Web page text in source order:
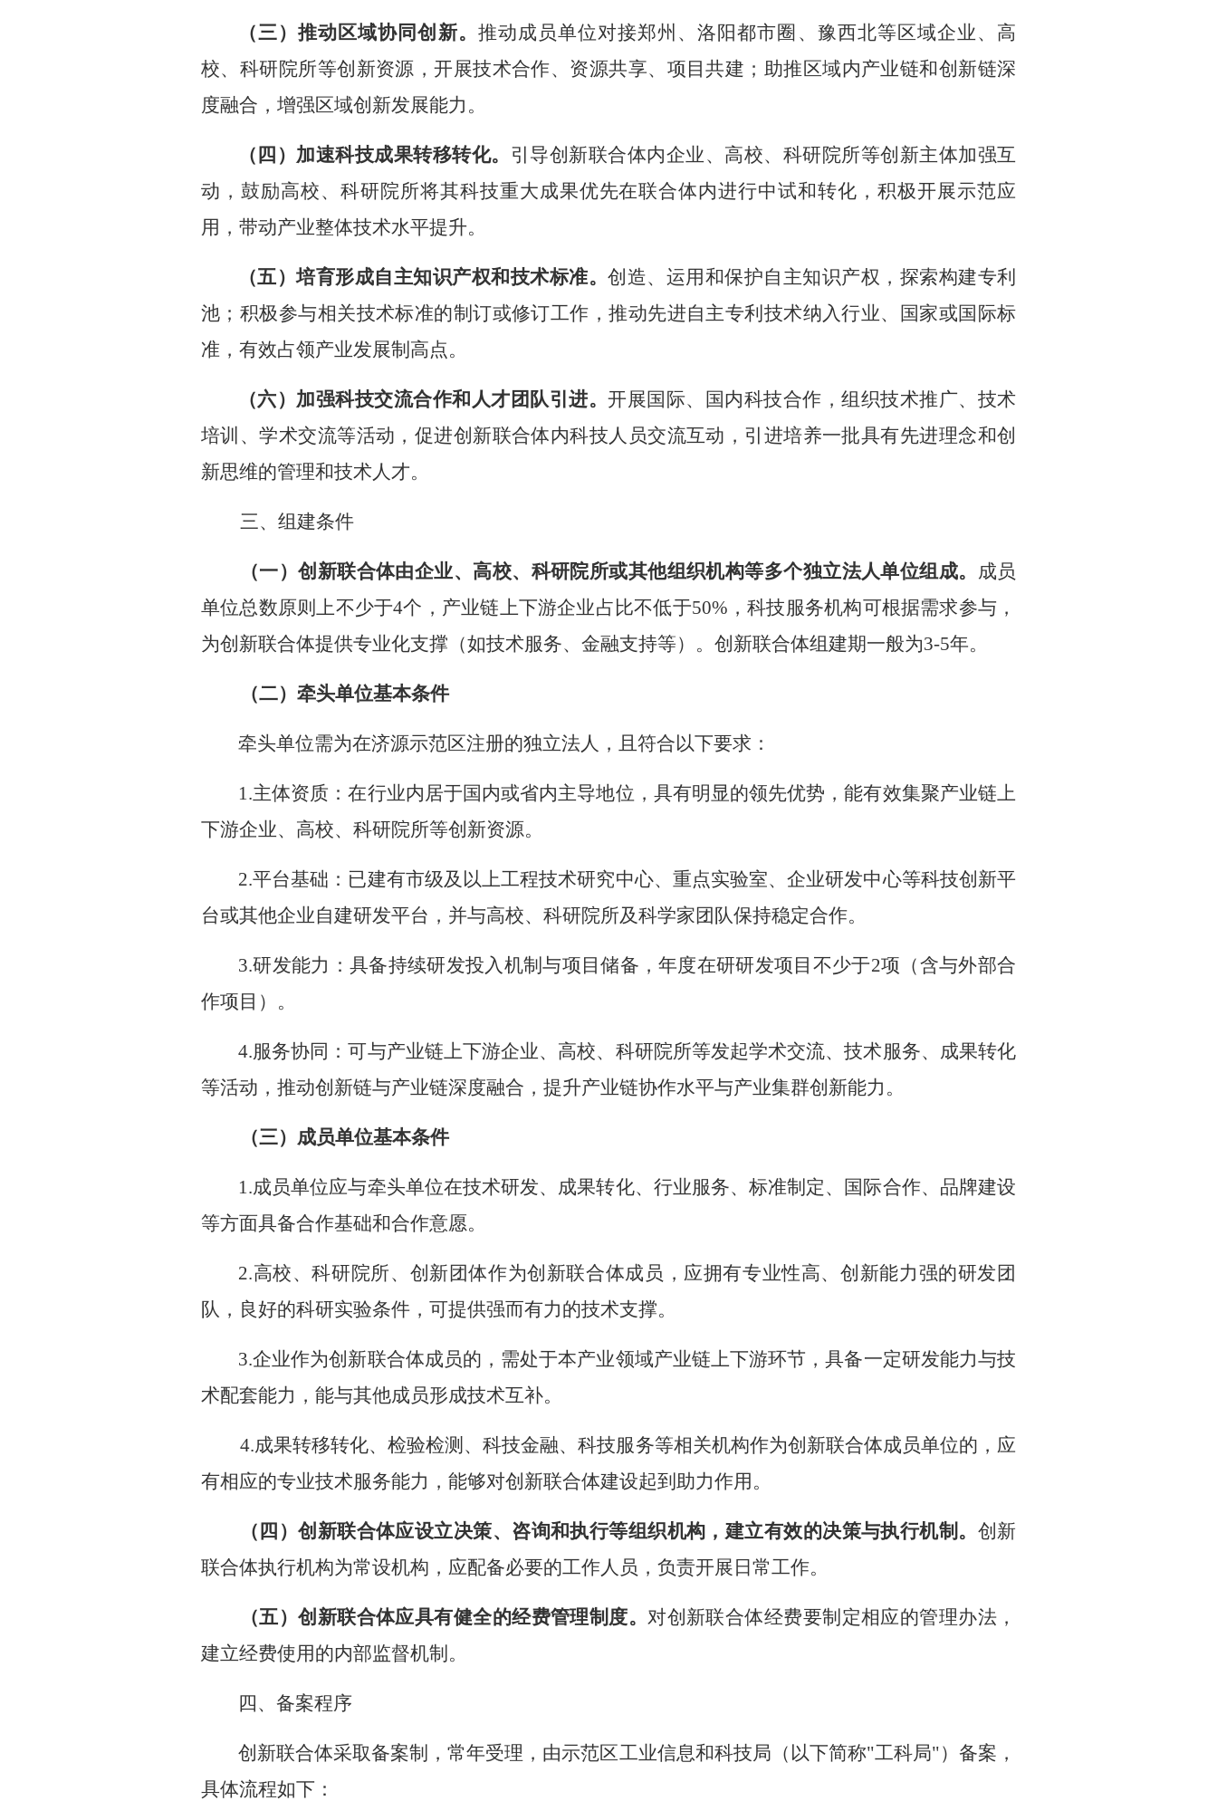
（三）推动区域协同创新。 推动成员单位对接郑州、洛阳都市圈 、豫西北等 区域企业、 高
校、科研院所等创新资源，开展技术合作、资源共享、项目共建； 助推区域内产业链和创新链深
度融合，增强区域创新发展能力。
（四） 加速科技成果转移转化。 引导创新联合体内企业、高校、科研院所等创新主体加强互
动， 鼓励高校、科研院所将其科技重大成果优先在联合体内进行中试和转化 ，积极开展示范应
用，带动产业整体技术水平提升。
（五）培育形成自主知识产权和技术标准。创造、运用和保护自主知识产权，探索构建专利
池；积极参与相关技术标准的制订或修订工作，推动先进自主专利技术纳入行业、国家或国际标
准，有效占领产业发展制高点。
（六）加强科技交流合作和人才团队引进。开展国际、国内科技合作，组织技术推广、技术
培训、学术交流等活动，促进创新联合体内科技人员交流互动，引进培养一批具有先进理念和创
新思维的管理和技术人才。
三、 组建条件
（一）创新联合体由企业、高校、科研院所或其他组织机构等多个独立法人单位组成。 成员
单位总数原则上不少于4个 ， 产业链上下游企业占比不低于50% ，科技服务机构可根据需求参与，
为创新联合体提供专业化支撑（如技术服务、金融支持等） 。 创新联合体组建期一般为3-5年。
（二） 牵头单位基本条件
牵头单位需为在济源示范区注册的独立法人，且符合以下要求：
1.主体资质：在行业内居于国内或省内主导地位， 具有明显的领先优势，能有效集聚产业链上
下游企业、高校、科研院所等创新资源。
2.平台基础：已建有市级及以上工程技术研究中心、重点实验室、企业研发中心等科技创新平
台或其他企业自建研发平台，并与高校、科研院所及科学家团队保持稳定合作。
3.研发能力：具备持续研发投入机制与项目储备，年度在研研发项目不少于2项（含与外部合
作项目） 。
4.服务协同：可与产业链上下游企业、高校、科研院所等发起学术交流、技术服务、成果转化
等活动，推动创新链与产业链深度融合，提升产业链协作水平与产业集群创新能力 。
（三） 成员单位基本条件
1.成员单位应与牵头单位在技术研发、成果转化、行业服务、标准制定、国际合作、品牌建设
等方面具备合作基础和合作意愿。
2.高校、科研院所、创新团体作为创新联合体成员，应拥有专业性高、创新能力强的研发 团
队，良好的科研实验条件，可提供强而有力的技术支撑。
3.企业作为创新联合体成员的， 需处于本产业领域产业链上下游环节，具备一定研发能力与技
术配套能力，能与其他成员形成技术互补。
4.成果转移转化、检验检测、科技金融、科技服务等相关机构作为创新联合体成员单位的，应
有相应的专业技术服务能力，能够对创新联合体建设起到助力作用。
（四）创新联合体应设立决策、咨询和执行等组织机构，建立有效的决策与执行机制。 创新
联合体执行机构为常设机构，应配备必要的工作人员，负责开展日常工作。
（五）创新联合体应具有健全的经费管理制度。对创新联合体经费要制定相应的管理办法，
建立经费使用的内部监督机制。
四、备案程序
创新联合体采取备案制，常年受理， 由示范区工业信息和科技局 （以下简称"工科局"） 备案 ，
具体流程如下：